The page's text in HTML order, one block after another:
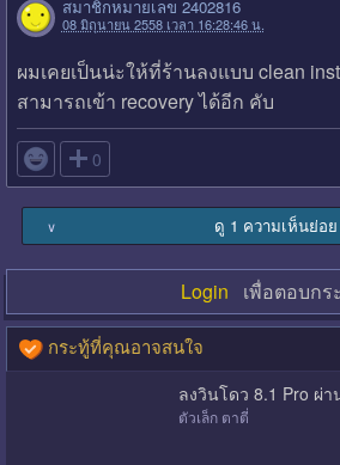
สมาชิกหมายเลข 2402816
08 มิถุนายน 2558 เวลา 16:28:46 น.
ผมเคยเป็นน่ะให้ที่ร้านลงแบบ clean
สามารถเข้า recovery ได้อีก คับ
 0
∨ ดู 1 ความเห็นย่อย
Login เพื่อตอบกร
กระทู้ที่คุณอาจสนใจ
ลงวินโดว 8.1 Pro ผ่า
ตัวเล็ก ตาตี่